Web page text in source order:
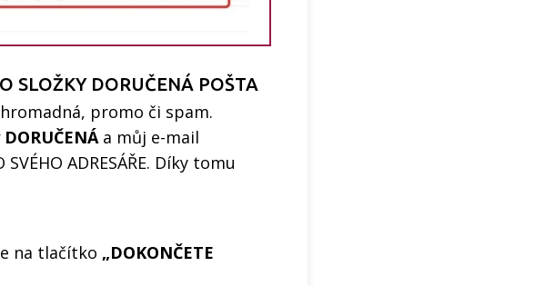
SLOŽKY DORUČENÁ POŠTA
promo či spam.
a můj e-mail
ADRESÁŘE. Díky tomu
na tlačítko „DOKONČETE